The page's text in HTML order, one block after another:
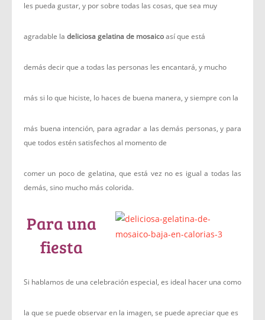
les pueda gustar, y por sobre todas las cosas, que sea muy
agradable la deliciosa gelatina de mosaicoasí que está
demás decir que a todas las personas les encantará, y mucho
más si lo que hiciste, lo haces de buena manera, y siempre con la
más buena intención, para agradar a las demás personas, y para
que todos estén satisfechos al momento de
comer un poco de gelatina, que está vez no es igual a todas las
demás, sino mucho más colorida.
Para una
fiesta
Si hablamos de una celebración especial, es ideal hacer una como
la que se puede observar en la imagen, se puede apreciar que es